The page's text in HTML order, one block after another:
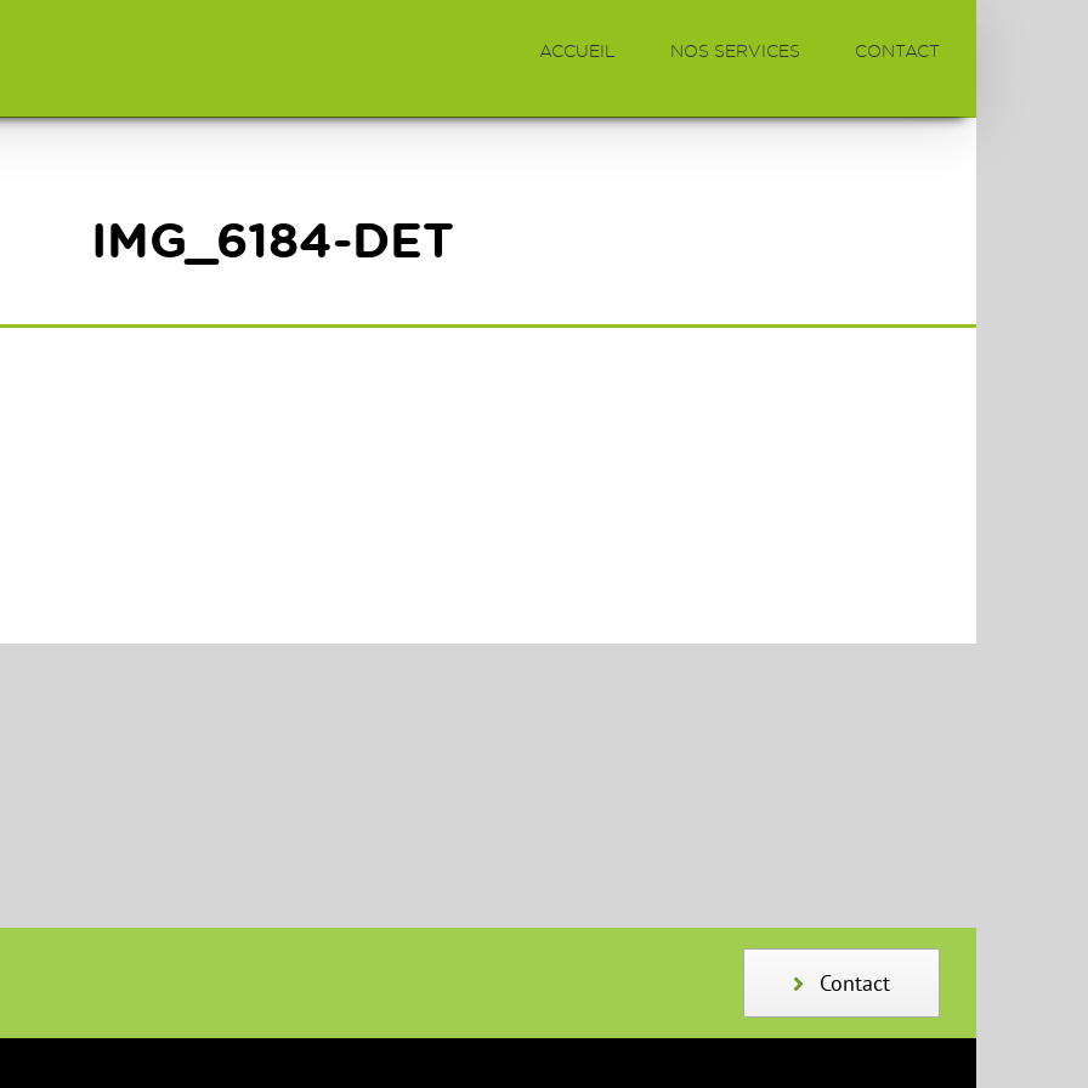
ACCUEIL NOS SERVICES CONTACT
IMG_6184-DET
Contact